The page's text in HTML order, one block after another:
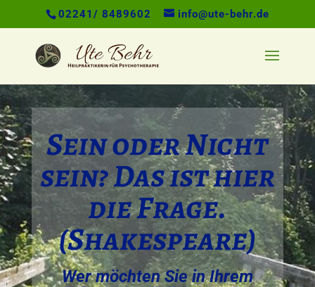
02241/ 8489602 info@ute-behr.de
Sein oder Nicht
sein? Das ist hier
die Frage.
(Shakespeare)
Wer möchten Sie in Ihrem